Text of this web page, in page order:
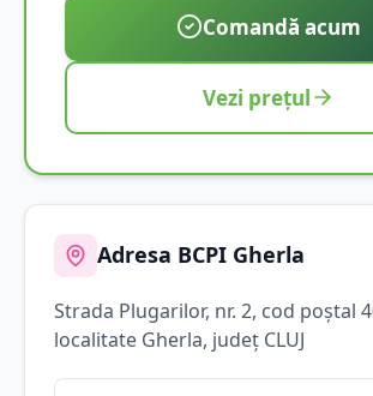
Comandă acum
Vezi prețul
Adresa BCPI Gherla
Strada Plugarilor, nr. 2, cod poștal
localitate Gherla, județ CLUJ